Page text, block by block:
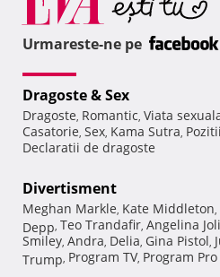
Urmareste-ne pe
Dragoste & Sex
Dragoste, Romantic, Viata
Casatorie, Sex, Kama Sutra,
Declaratii de dragoste
Divertisment
Meghan Markle, Kate Middleton,
Depp, Teo Trandafir, Angelina
Smiley, Andra, Delia, Gina Pistol,
Trump, Program TV, Program Pro